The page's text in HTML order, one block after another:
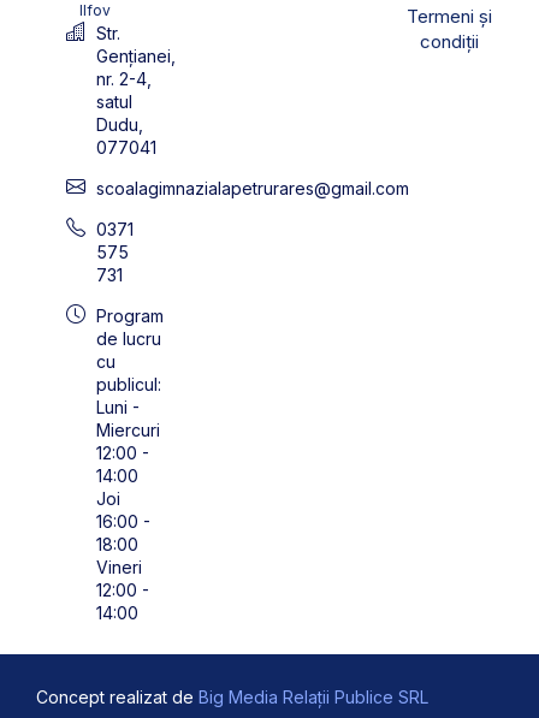
Ilfov
Str.
Gențianei,
nr. 2-4,
satul
Dudu,
077041
scoalagimnazialapetrurares@gmail.com
0371
575
731
Program
de lucru
cu
publicul:
Luni -
Miercuri
12:00 -
14:00
Joi
16:00 -
18:00
Vineri
12:00 -
14:00
Termeni și
condiții
Concept realizat de Big Media Relații Publice SRL